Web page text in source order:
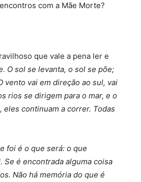
com a Mãe Morte?
que vale a pena ler e
O sol se levanta, o sol se põe;
vento vai em direção ao sul, vai
rios se dirigem para o mar, e o
eles continuam a correr. Todas
foi é o que será: o que
Se é encontrada alguma coisa
Não há memória do que é